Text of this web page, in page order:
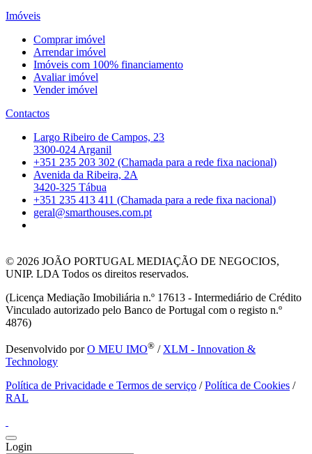
Imóveis
Comprar imóvel
Arrendar imóvel
Imóveis com 100% financiamento
Avaliar imóvel
Vender imóvel
Contactos
Largo Ribeiro de Campos, 23
3300-024 Arganil
+351 235 203 302 (Chamada para a rede fixa nacional)
Avenida da Ribeira, 2A
3420-325 Tábua
+351 235 413 411 (Chamada para a rede fixa nacional)
geral@smarthouses.com.pt
© 2026 JOÃO PORTUGAL MEDIAÇÃO DE NEGOCIOS,
UNIP. LDA Todos os direitos reservados.
(Licença Mediação Imobiliária n.º 17613 - Intermediário de Crédito
Vinculado autorizado pelo Banco de Portugal com o registo n.º
4876)
Desenvolvido porO MEU IMO® / XLM - Innovation &
Technology
Política de Privacidade e Termos de serviço /Política de Cookies /
RAL
Login